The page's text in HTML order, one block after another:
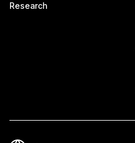
Research